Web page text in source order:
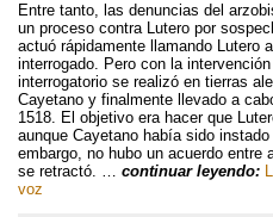
Entre tanto, las denuncias del
un proceso contra Lutero por
actuó rápidamente llamando Lutero
interrogado. Pero con la
interrogatorio se realizó en tierras
Cayetano y finalmente llevado a
1518. El objetivo era hacer que
aunque Cayetano había sido
embargo, no hubo un acuerdo entre
se retractó. … continuar leyendo:
voz